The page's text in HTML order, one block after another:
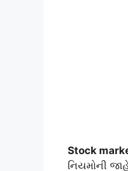
Stock
નિયમોની